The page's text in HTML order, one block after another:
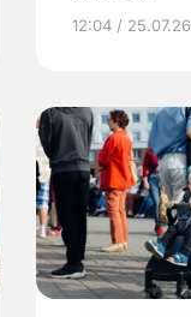
12:04 / 25.07.26